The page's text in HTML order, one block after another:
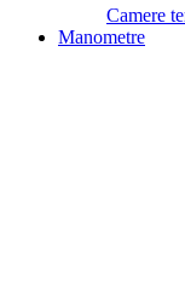
Camere
Manometre